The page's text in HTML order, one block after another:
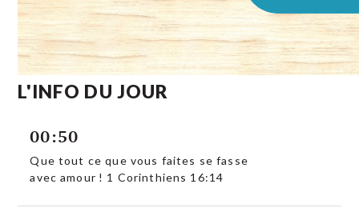
L'INFO DU JOUR
00:50
Que tout ce que vous faites se fasse
avec amour ! 1 Corinthiens 16:14